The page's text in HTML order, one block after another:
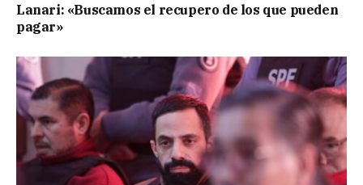
Lanari: «Buscamos el recupero de los que pueden
pagar»